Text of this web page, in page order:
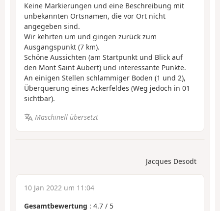
Keine Markierungen und eine Beschreibung mit
unbekannten Ortsnamen, die vor Ort nicht
angegeben sind.
Wir kehrten um und gingen zurück zum
Ausgangspunkt (7 km).
Schöne Aussichten (am Startpunkt und Blick auf
den Mont Saint Aubert) und interessante Punkte.
An einigen Stellen schlammiger Boden (1 und 2),
Überquerung eines Ackerfeldes (Weg jedoch in 01
sichtbar).
Maschinell übersetzt
Jacques Desodt
10 Jan 2022 um 11:04
Gesamtbewertung : 4.7 / 5